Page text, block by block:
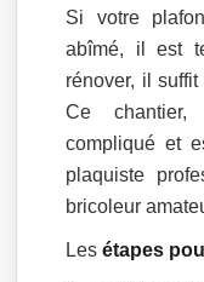
Si votre
abîmé, il est
rénover, il
Ce chantier,
compliqué et
plaquiste
bricoleur
Lesétapes